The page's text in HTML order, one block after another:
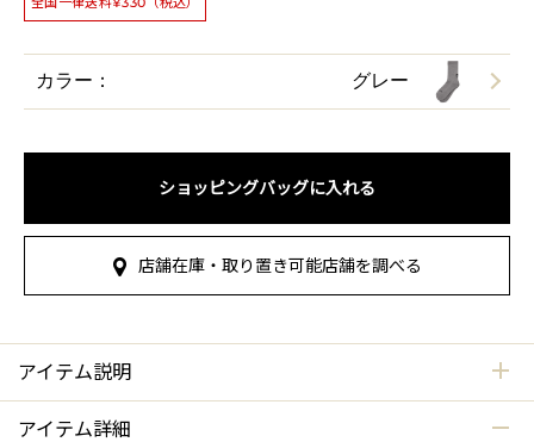
カラー： グレー
ショッピングバッグに入れる
店舗在庫・取り置き可能店舗を調べる
アイテム説明
アイテム詳細